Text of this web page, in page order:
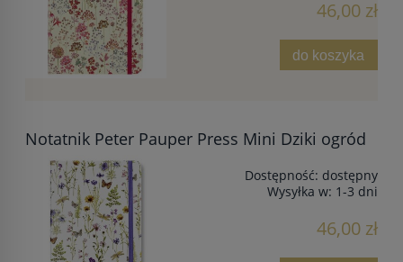
46,00 zł
do koszyka
Notatnik Peter Pauper Press Mini Dziki ogród
Dostępność: dostępny
Wysyłka w: 1-3 dni
46,00 zł